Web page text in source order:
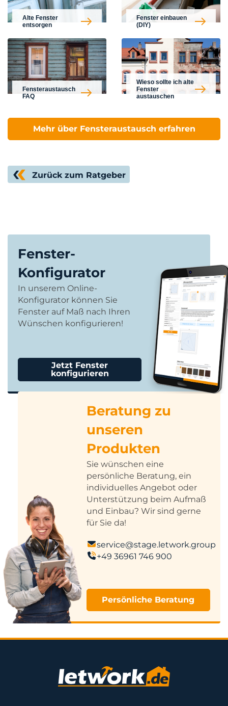
Alte Fenster
entsorgen
Fenster einbauen
(DIY)
Fensteraustausch
FAQ
Wieso sollte ich alte
Fenster
austauschen
Mehr über Fensteraustausch erfahren
Zurück zum Ratgeber
Fenster-
Konfigurator
In unserem Online-
Konfigurator können Sie
Fenster auf Maß nach Ihren
Wünschen konfigurieren!
Jetzt Fenster
konfigurieren
Beratung zu
unseren
Produkten
Sie wünschen eine
persönliche Beratung, ein
individuelles Angebot oder
Unterstützung beim Aufmaß
und Einbau? Wir sind gerne
für Sie da!
service@stage.letwork.group
+49 36961 746 900
Persönliche Beratung